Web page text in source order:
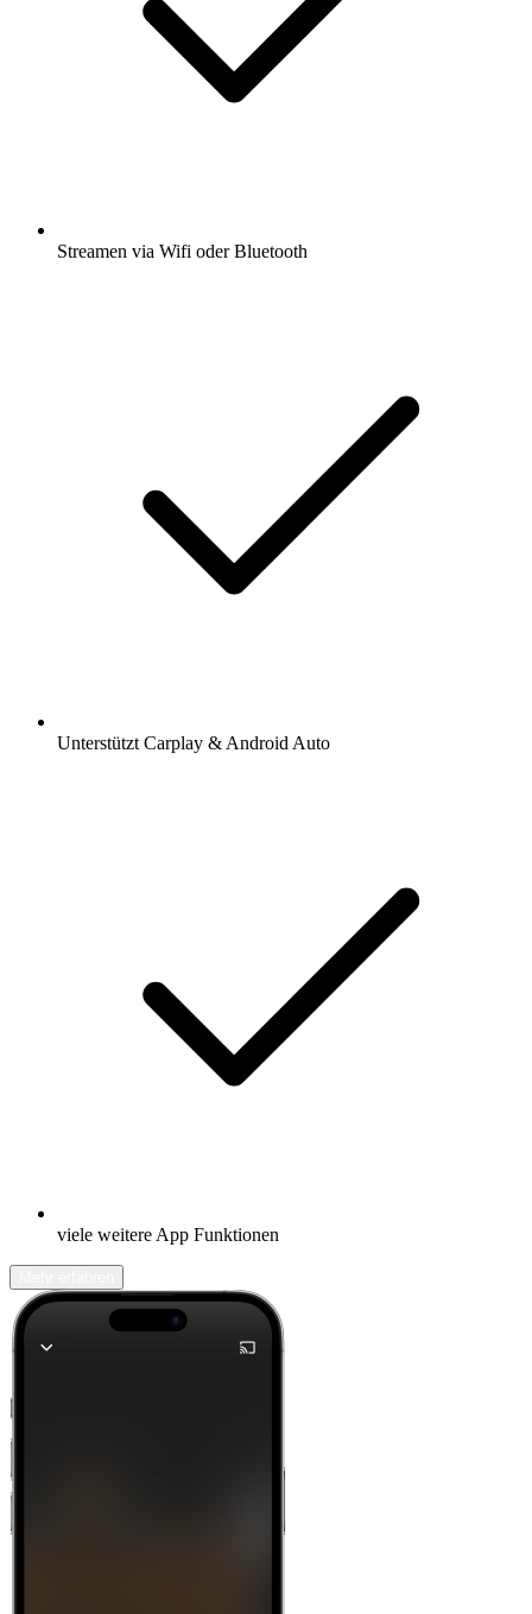
Streamen via Wifi oder Bluetooth
Unterstützt Carplay & Android Auto
viele weitere App Funktionen